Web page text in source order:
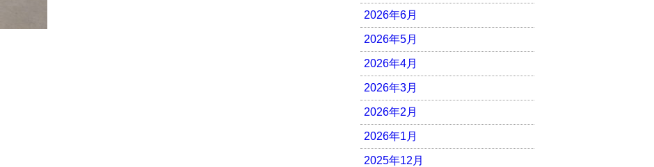
2026年6月
2026年5月
2026年4月
2026年3月
2026年2月
2026年1月
2025年12月